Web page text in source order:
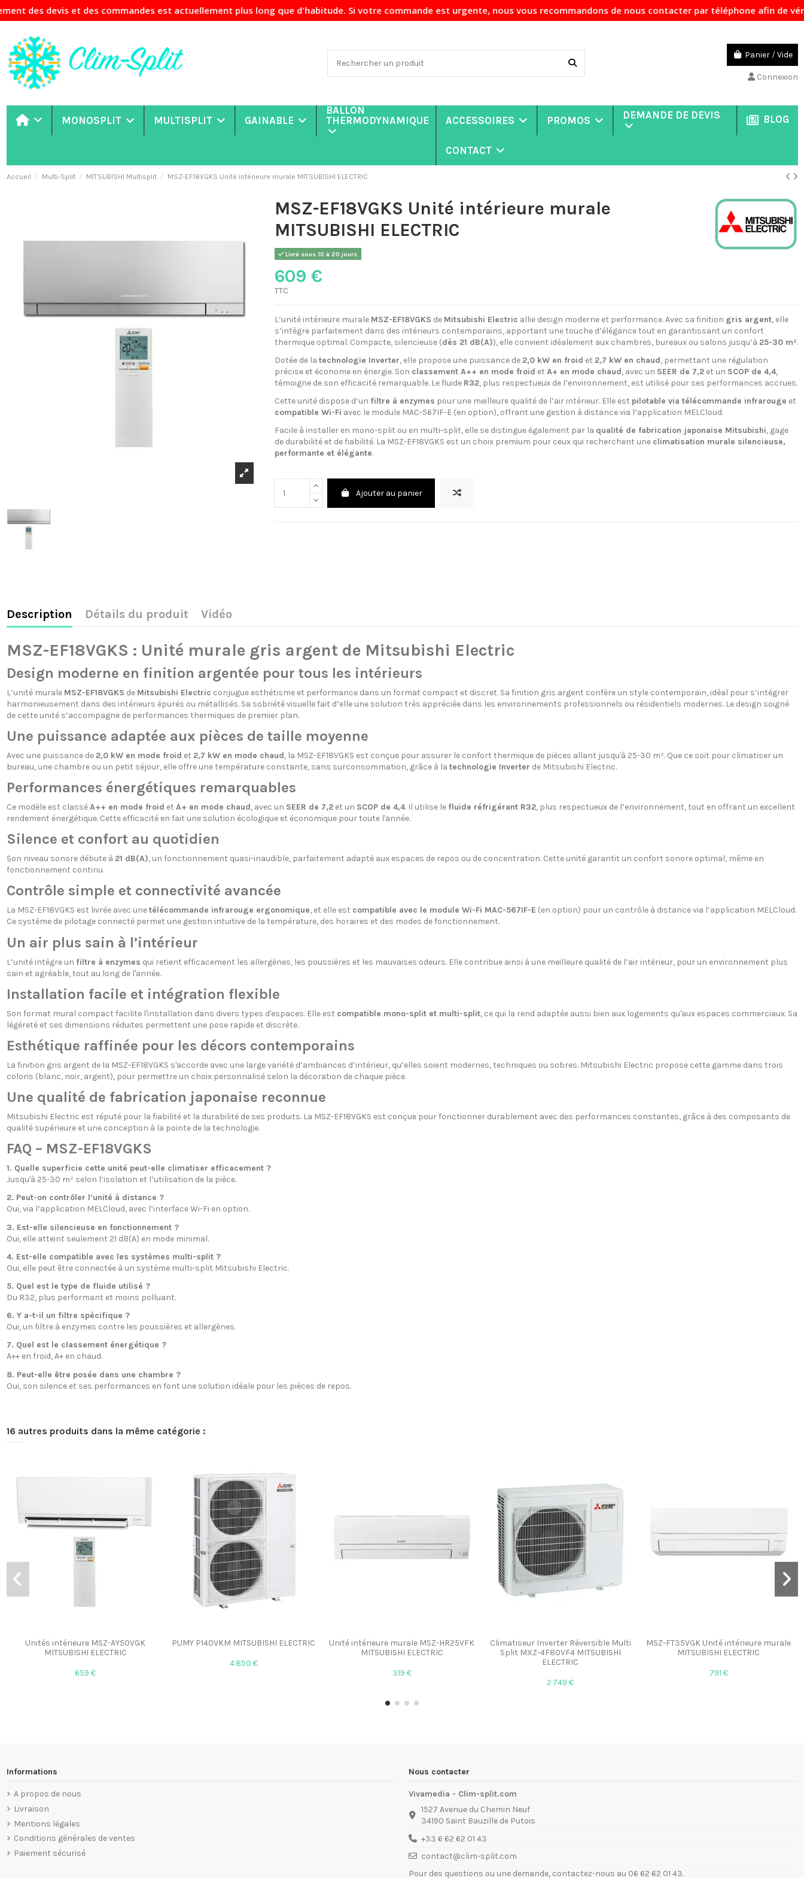
et des commandes est actuellement plus long que d'habitude. Si votre commande est urgente, nous vous recommandons de nous contacter par téléphone afin de vérifier la
Panier /Vide
Connexion
MONOSPLIT MULTISPLIT GAINABLE
BALLON
THERMODYNAMIQUE
ACCESSOIRES PROMOS DEMANDE DE DEVIS BLOG
CONTACT
Accueil Multi-Split MITSUBISHI Multisplit MSZ-EF18VGKS Unité intérieure murale MITSUBISHI ELECTRIC
MSZ-EF18VGKS Unité intérieure murale
MITSUBISHI ELECTRIC
Livré sous 10 à 20 jours
609 €
TTC
L’unité intérieure murale MSZ-EF18VGKS de Mitsubishi Electric allie design moderne et performance. Avec sa finition gris argent, elle
s’intègre parfaitement dans des intérieurs contemporains, apportant une touche d’élégance tout en garantissant un confort
thermique optimal. Compacte, silencieuse (dès 21 dB(A)), elle convient idéalement aux chambres, bureaux ou salons jusqu’à 25-30 m².
Dotée de la technologie Inverter, elle propose une puissance de 2,0 kW en froid et 2,7 kW en chaud, permettant une régulation
précise et économe en énergie. Son classement A++ en mode froid et A+ en mode chaud, avec un SEER de 7,2et un SCOP de 4,4,
témoigne de son efficacité remarquable. Le fluide R32, plus respectueux de l’environnement, est utilisé pour ses performances accrues.
Cette unité dispose d’un filtre à enzymes pour une meilleure qualité de l’air intérieur. Elle est pilotable via télécommande infrarouge et
compatible Wi-Fi avec le module MAC-567IF-E (en option), offrant une gestion à distance via l’application MELCloud.
Facile à installer en mono-split ou en multi-split, elle se distingue également par la qualité de fabrication japonaise Mitsubishi, gage
de durabilité et de fiabilité. La MSZ-EF18VGKS est un choix premium pour ceux qui recherchent une climatisation murale silencieuse,
performante et élégante.
Ajouter au panier
Description Détails du produit Vidéo
MSZ-EF18VGKS : Unité murale gris argent de Mitsubishi Electric
Design moderne en finition argentée pour tous les intérieurs
L’unité murale MSZ-EF18VGKS de Mitsubishi Electric conjugue esthétisme et performance dans un format compact et discret. Sa finition gris argent confère un style contemporain, idéal pour s’intégrer
harmonieusement dans des intérieurs épurés ou métallisés. Sa sobriété visuelle fait d’elle une solution très appréciée dans les environnements professionnels ou résidentiels modernes. Le design soigné
de cette unité s’accompagne de performances thermiques de premier plan.
Une puissance adaptée aux pièces de taille moyenne
Avec une puissance de 2,0 kW en mode froid et 2,7 kW en mode chaud, la MSZ-EF18VGKS est conçue pour assurer le confort thermique de pièces allant jusqu'à 25-30 m². Que ce soit pour climatiser un
bureau, une chambre ou un petit séjour, elle offre une température constante, sans surconsommation, grâce à la technologie Inverter de Mitsubishi Electric.
Performances énergétiques remarquables
Ce modèle est classéA++ en mode froid et A+ en mode chaud, avec un SEER de 7,2et un SCOP de 4,4. Il utilise le fluide réfrigérant R32, plus respectueux de l’environnement, tout en offrant un excellent
rendement énergétique. Cette efficacité en fait une solution écologique et économique pour toute l'année.
Silence et confort au quotidien
Son niveau sonore débute à 21 dB(A), un fonctionnement quasi-inaudible, parfaitement adapté aux espaces de repos ou de concentration. Cette unité garantit un confort sonore optimal, même en
fonctionnement continu.
Contrôle simple et connectivité avancée
La MSZ-EF18VGKS est livrée avec unetélécommande infrarouge ergonomique, et elle est compatible avec le module Wi-Fi MAC-567IF-E (en option) pour un contrôle à distance via l’application MELCloud.
Ce système de pilotage connecté permet une gestion intuitive de la température, des horaires et des modes de fonctionnement.
Un air plus sain à l’intérieur
L’unité intègre un filtre à enzymes qui retient efficacement les allergènes, les poussières et les mauvaises odeurs. Elle contribue ainsi à une meilleure qualité de l’air intérieur, pour un environnement plus
sain et agréable, tout au long de l'année.
Installation facile et intégration flexible
Son format mural compact facilite l'installation dans divers types d'espaces. Elle est compatible mono-split et multi-split, ce qui la rend adaptée aussi bien aux logements qu'aux espaces commerciaux. Sa
légèreté et ses dimensions réduites permettent une pose rapide et discrète.
Esthétique raffinée pour les décors contemporains
La finition gris argent de la MSZ-EF18VGKS s'accorde avec une large variété d’ambiances d’intérieur, qu’elles soient modernes, techniques ou sobres. Mitsubishi Electric propose cette gamme dans trois
coloris (blanc, noir, argent), pour permettre un choix personnalisé selon la décoration de chaque pièce.
Une qualité de fabrication japonaise reconnue
Mitsubishi Electric est réputé pour la fiabilité et la durabilité de ses produits. La MSZ-EF18VGKS est conçue pour fonctionner durablement avec des performances constantes, grâce à des composants de
qualité supérieure et une conception à la pointe de la technologie.
FAQ – MSZ-EF18VGKS
1. Quelle superficie cette unité peut-elle climatiser efficacement ?
Jusqu'à 25-30 m² selon l’isolation et l’utilisation de la pièce.
2. Peut-on contrôler l’unité à distance ?
Oui, via l’application MELCloud, avec l’interface Wi-Fi en option.
3. Est-elle silencieuse en fonctionnement ?
Oui, elle atteint seulement 21 dB(A) en mode minimal.
4. Est-elle compatible avec les systèmes multi-split ?
Oui, elle peut être connectée à un système multi-split Mitsubishi Electric.
5. Quel est le type de fluide utilisé ?
Du R32, plus performant et moins polluant.
6. Y a-t-il un filtre spécifique ?
Oui, un filtre à enzymes contre les poussières et allergènes.
7. Quel est le classement énergétique ?
A++ en froid, A+ en chaud.
8. Peut-elle être posée dans une chambre ?
Oui, son silence et ses performances en font une solution idéale pour les pièces de repos.
16 autres produits dans la même catégorie :
Unités intérieure MSZ-AY50VGK
MITSUBISHI ELECTRIC
659 €
PUMY P140VKM MITSUBISHI ELECTRIC
4 850 €
Unité intérieure murale MSZ-HR25VFK
MITSUBISHI ELECTRIC
319 €
Climatiseur Inverter Réversible Multi
Split MXZ-4F80VF4 MITSUBISHI
ELECTRIC
2 749 €
MSZ-FT35VGK Unité intérieure murale
MITSUBISHI ELECTRIC
791 €
Informations
A propos de nous
Livraison
Mentions légales
Conditions générales de ventes
Paiement sécurisé
Nous contacter
Vivamedia - Clim-split.com
1527 Avenue du Chemin Neuf
34190 Saint Bauzille de Putois
+33 6 62 62 01 43
contact@clim-split.com
Pour des questions ou une demande, contactez-nous au 06 62 62 01 43.